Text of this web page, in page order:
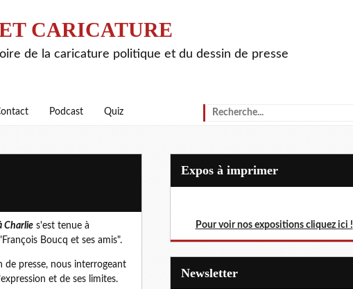
CARICATURE
de la caricature politique et du dessin de presse
Podcast Quiz
Charlie s'est tenue à
Boucq et ses amis".
de presse, nous interrogeant
et de ses limites.
Expos à imprimer
Pour voir nos expositions cliquez ici !
Newsletter